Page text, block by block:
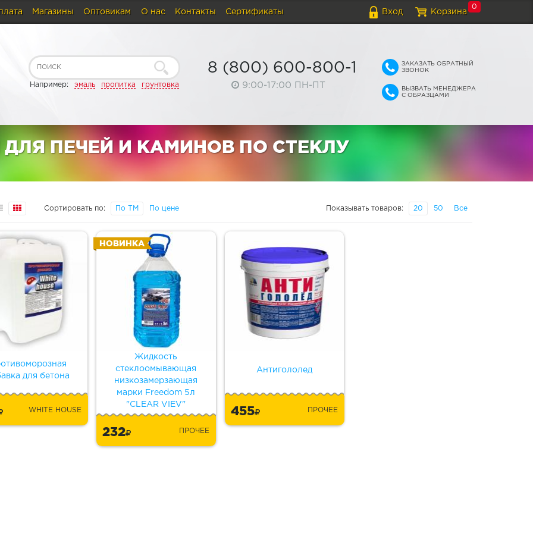
Вход Корзина
0
Магазины Оптовикам О нас Контакты Сертификаты
Например: эмаль пропитка грунтовка
8 (800) 600-800-1
9:00-17:00 ПН-ПТ
ЗАКАЗАТЬ ОБРАТНЫЙ
ЗВОНОК
ВЫЗВАТЬ МЕНЕДЖЕРА
С ОБРАЗЦАМИ
ПЕЧЕЙ И КАМИНОВ ПО СТЕКЛУ
Сортировать по: По ТМ По цене Показывать товаров: 20 50 Все
для бетона
WHITE HOUSE
Жидкость
стеклоомывающая
низкозамерзающая
марки Freedom 5л
"CLEAR VIEV"
НОВИНКА
232 ПРОЧЕЕ
Антигололед
455 ПРОЧЕЕ